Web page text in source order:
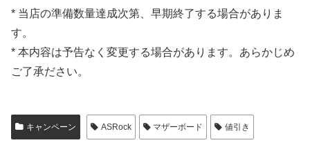
* 当店の準備数量達成次第、早期終了する場合がありま
す。
* 本内容は予告なく変更する場合があります。あらかじめ
ご了承ださい。
キャンペーン ASRock マザーボード 値引き